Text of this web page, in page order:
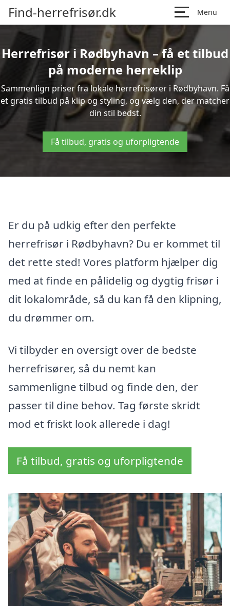
Find-herrefrisør.dk Menu
Herrefrisør i Rødbyhavn – få et tilbud
på moderne herreklip
Sammenlign priser fra lokale herrefrisører i Rødbyhavn. Få
et gratis tilbud på klip og styling, og vælg den, der matcher
din stil bedst.
Få tilbud, gratis og uforpligtende
Er du på udkig efter den perfekte
herrefrisør i Rødbyhavn? Du er kommet til
det rette sted! Vores platform hjælper dig
med at finde en pålidelig og dygtig frisør i
dit lokalområde, så du kan få den klipning,
du drømmer om.
Vi tilbyder en oversigt over de bedste
herrefrisører, så du nemt kan
sammenligne tilbud og finde den, der
passer til dine behov. Tag første skridt
mod et friskt look allerede i dag!
Få tilbud, gratis og uforpligtende